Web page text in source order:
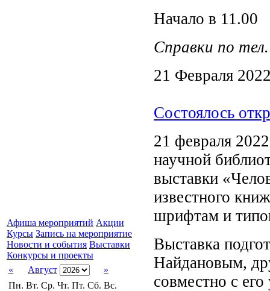
Афиша мероприятий Акции
Курсы Запись на мероприятие
Новости и события Выставки
Конкурсы и проекты
«
Август
»
Пн. Вт. Ср. Чт. Пт. Сб. Вс.
Начало в 11.00
Справки по
21 Февраля
Состоялось
21 февраля
научной
выставки
известного
шрифтам и
Выставка
Найдановым,
совместно с